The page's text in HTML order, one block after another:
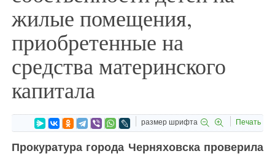
жилые помещения,
приобретенные на
средства материнского
капитала
размер шрифта Печать
Прокуратура города Черняховска проверила